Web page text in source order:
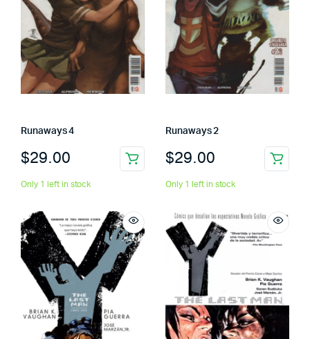
Runaways 4
$29.00
Only 1 left in stock
Runaways 2
$29.00
Only 1 left in stock